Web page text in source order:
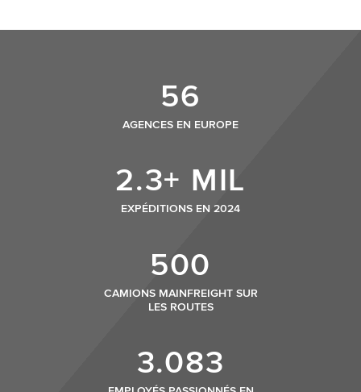
56
AGENCES EN EUROPE
2.3+ MIL
EXPÉDITIONS EN 2024
500
CAMIONS MAINFREIGHT SUR
LES ROUTES
3.083